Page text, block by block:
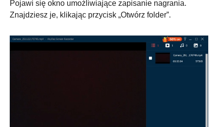
Pojawi się okno umożliwiające zapisanie nagrania.
Znajdziesz je, klikając przycisk „Otwórz folder”.